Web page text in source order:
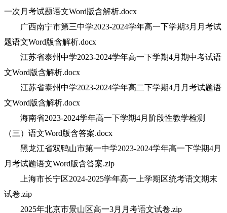
一次月考试题语文Word版含解析.docx
广西南宁市第三中学2023-2024学年高一下学期3月月考试
题语文Word版含解析.docx
江苏省泰州中学2023-2024学年高一下学期4月期中考试语
文Word版含解析.docx
江苏省泰州中学2023-2024学年高二下学期4月月考试题语
文Word版含解析.docx
海南省2023-2024学年高一下学期4月阶段性教学检测
（三）语文Word版含答案.docx
黑龙江省双鸭山市第一中学2023-2024学年高一下学期4月
月考试题语文Word版含答案.zip
上海市长宁区2024-2025学年高一上学期区统考语文期末
试卷.zip
2025年北京市景山区高一3月月考语文试卷.zip